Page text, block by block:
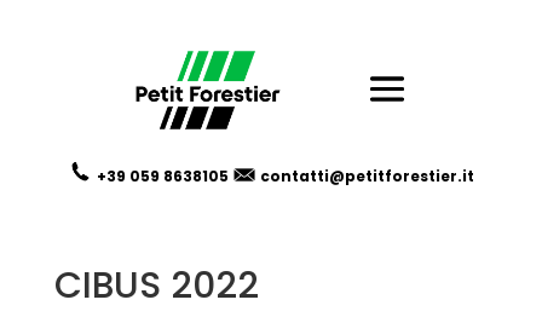
+39 059 8638105 contatti@petitforestier.it
CIBUS 2022